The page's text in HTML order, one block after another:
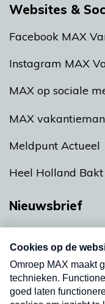
Websites &
Facebook MAX
Instagram MAX
MAX op sociale
MAX vakantieman
Meldpunt Actueel
Heel Holland Bakt
Nieuwsbrief
nieuwsbrief. Elke
uw mailbox.